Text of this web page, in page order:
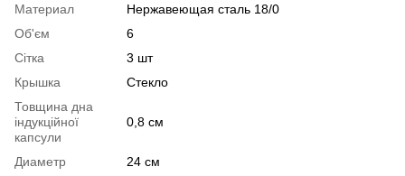
Материал
Нержавеющая сталь 18/0
Об'єм
6
Сітка
3 шт
Крышка
Стекло
Товщина дна
індукційної
капсули
0,8 см
Диаметр
24 см